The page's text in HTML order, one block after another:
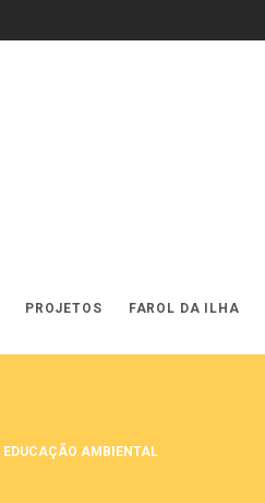
PROJETOS FAROL DA ILHA
EDUCAÇÃO AMBIENTAL